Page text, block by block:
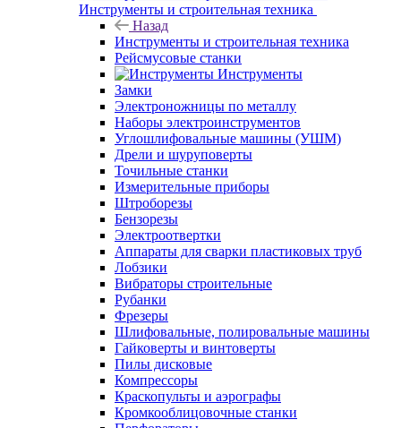
Инструменты и строительная техника
Назад
Инструменты и строительная техника
Рейсмусовые станки
Инструменты
Замки
Электроножницы по металлу
Наборы электроинструментов
Углошлифовальные машины (УШМ)
Дрели и шуруповерты
Точильные станки
Измерительные приборы
Штроборезы
Бензорезы
Электроотвертки
Аппараты для сварки пластиковых труб
Лобзики
Вибраторы строительные
Рубанки
Фрезеры
Шлифовальные, полировальные машины
Гайковерты и винтоверты
Пилы дисковые
Компрессоры
Краскопульты и аэрографы
Кромкооблицовочные станки